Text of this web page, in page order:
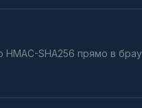
SHA256 прямо в